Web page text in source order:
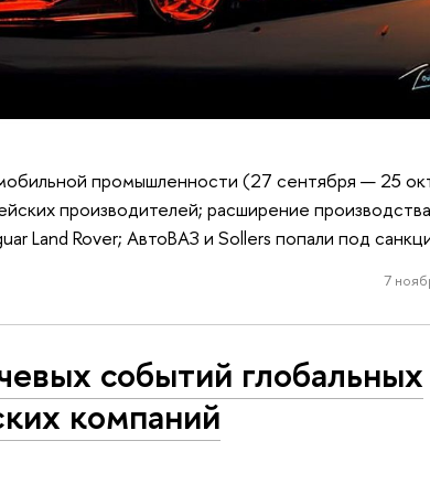
промышленности (27 сентября — 25
производителей; расширение производства
Land Rover; АвтоВАЗ и Sollers попали под
7
событий глобальных
компаний